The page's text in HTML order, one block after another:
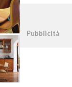
Pubblicità